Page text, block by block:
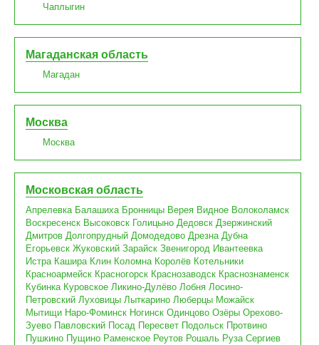
Чаплыгин
Магаданская область
Магадан
Москва
Москва
Московская область
Апрелевка Балашиха Бронницы Верея Видное Волоколамск
Воскресенск Высоковск Голицыно Дедовск Дзержинский
Дмитров Долгопрудный Домодедово Дрезна Дубна
Егорьевск Жуковский Зарайск Звенигород Ивантеевка
Истра Кашира Клин Коломна Королёв Котельники
Красноармейск Красногорск Краснозаводск Краснознаменск
Кубинка Куровское Ликино-Дулёво Лобня Лосино-
Петровский Луховицы Лыткарино Люберцы Можайск
Мытищи Наро-Фоминск Ногинск Одинцово Озёры Орехово-
Зуево Павловский Посад Пересвет Подольск Протвино
Пушкино Пущино Раменское Реутов Рошаль Руза Сергиев